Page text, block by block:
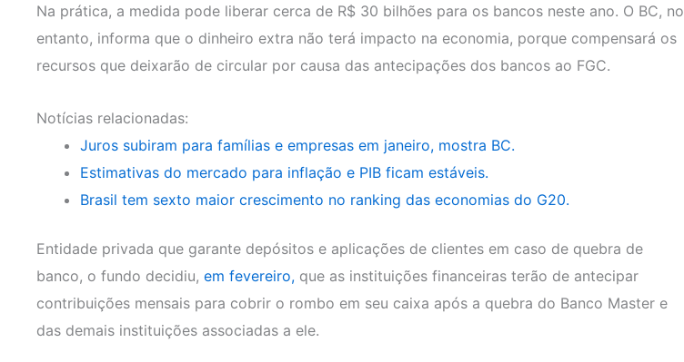
Na prática, a medida pode liberar cerca de R$ 30 bilhões para os bancos neste ano. O BC, no
entanto, informa que o dinheiro extra não terá impacto na economia, porque compensará os
recursos que deixarão de circular por causa das antecipações dos bancos ao FGC.
Notícias relacionadas:
Juros subiram para famílias e empresas em janeiro, mostra BC.
Estimativas do mercado para inflação e PIB ficam estáveis.
Brasil tem sexto maior crescimento no ranking das economias do G20.
Entidade privada que garante depósitos e aplicações de clientes em caso de quebra de
banco, o fundo decidiu, em fevereiro, que as instituições financeiras terão de antecipar
contribuições mensais para cobrir o rombo em seu caixa após a quebra do Banco Master e
das demais instituições associadas a ele.